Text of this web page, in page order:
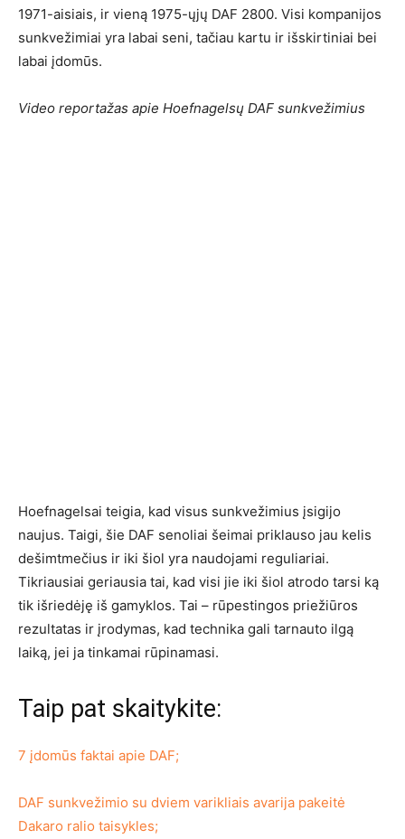
1971-aisiais, ir vieną 1975-ųjų DAF 2800. Visi kompanijos
sunkvežimiai yra labai seni, tačiau kartu ir išskirtiniai bei
labai įdomūs.
Video reportažas apie Hoefnagelsų DAF sunkvežimius
Hoefnagelsai teigia, kad visus sunkvežimius įsigijo
naujus. Taigi, šie DAF senoliai šeimai priklauso jau kelis
dešimtmečius ir iki šiol yra naudojami reguliariai.
Tikriausiai geriausia tai, kad visi jie iki šiol atrodo tarsi ką
tik išriedėję iš gamyklos. Tai – rūpestingos priežiūros
rezultatas ir įrodymas, kad technika gali tarnauto ilgą
laiką, jei ja tinkamai rūpinamasi.
Taip pat skaitykite:
7 įdomūs faktai apie DAF;
DAF sunkvežimio su dviem varikliais avarija pakeitė
Dakaro ralio taisykles;